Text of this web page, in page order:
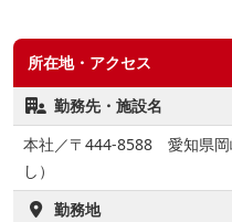
所在地・アクセス
勤務先・施設名
本社／〒444-8588 愛知県岡
し）
勤務地